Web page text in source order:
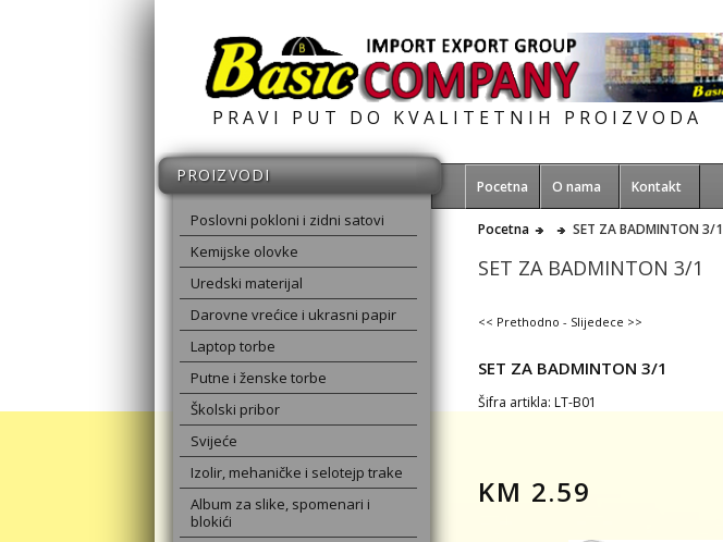
PRAVI PUT DO KVALITETNIH PROIZVODA
Pocetna O nama Kontakt
PROIZVODI
Poslovni pokloni i zidni satovi
Kemijske olovke
Uredski materijal
Darovne vrećice i ukrasni papir
Laptop torbe
Putne i ženske torbe
Školski pribor
Svijeće
Izolir, mehaničke i selotejp trake
Album za slike, spomenari i
blokići
Pocetna SET ZA BADMINTON 3/1
SET ZA BADMINTON 3/1
<< Prethodno - Slijedece >>
SET ZA BADMINTON 3/1
Šifra artikla: LT-B01
KM 2.59